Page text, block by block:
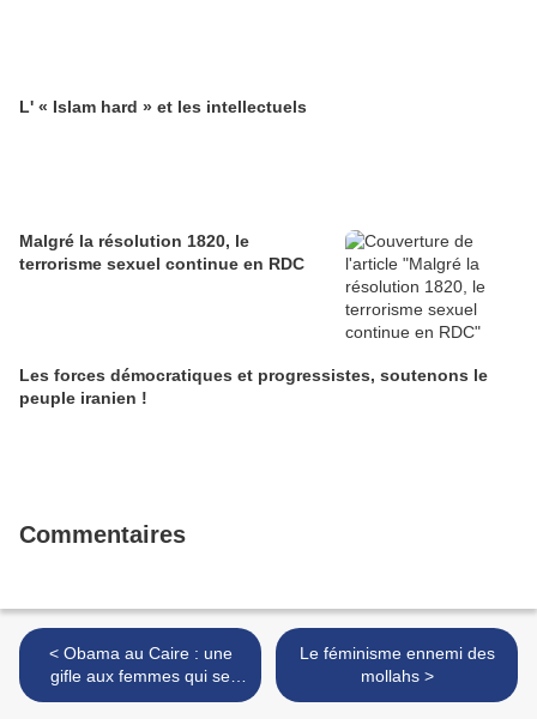
L' « Islam hard » et les intellectuels
Malgré la résolution 1820, le
terrorisme sexuel continue en RDC
Les forces démocratiques et progressistes, soutenons le
peuple iranien !
Commentaires
< Obama au Caire : une
gifle aux femmes qui se
battent contre le voile
Le féminisme ennemi des
mollahs >